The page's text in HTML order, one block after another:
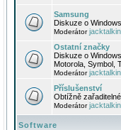
Samsung
Diskuze o
Moderátor
Ostatní značky
Diskuze o
Motorola, Symbol,
Moderátor
Příslušenství
Obtížně
Moderátor
Software